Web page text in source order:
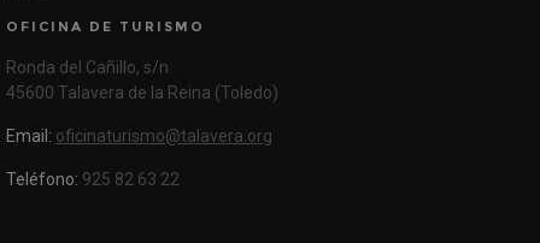
OFICINA DE TURISMO
Ronda del Cañillo, s/n
45600 Talavera de la Reina (Toledo)
Email: oficinaturismo@talavera.org
Teléfono: 925 82 63 22